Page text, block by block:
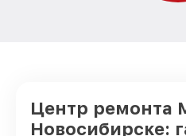
Центр ремонта
Новосибирске: